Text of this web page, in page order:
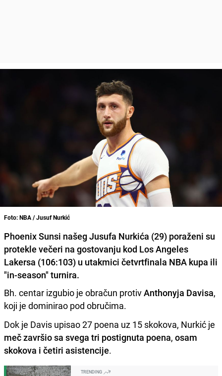
Foto: NBA / Jusuf Nurkić
Phoenix Sunsi našeg Jusufa Nurkića (29) poraženi su
protekle večeri na gostovanju kod Los Angeles
Lakersa (106:103) u utakmici četvrtfinala NBA kupa ili
"in-season" turnira.
Bh. centar izgubio je obračun protivAnthonyja Davisa,
koji je dominirao pod obručima.
Dok je Davis upisao 27 poena uz 15 skokova, Nurkić je
meč završio sa svega tri postignuta poena, osam
skokova i četiri asistencije.
TRENDING